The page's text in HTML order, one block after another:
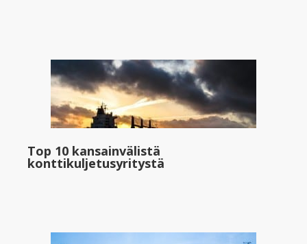
Top 10 kansainvälistä
konttikuljetusyritystä